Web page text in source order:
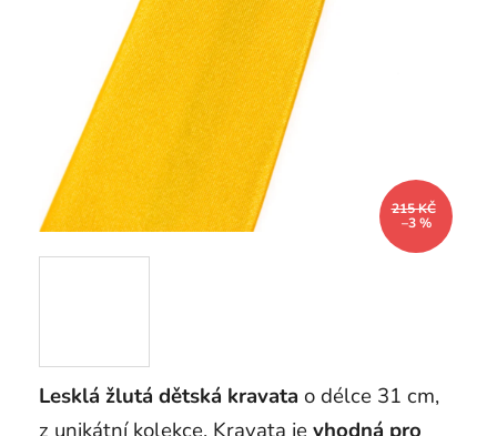
Lesklá žlutá dětská kravata o délce 31 cm,
215 KČ
–3 %